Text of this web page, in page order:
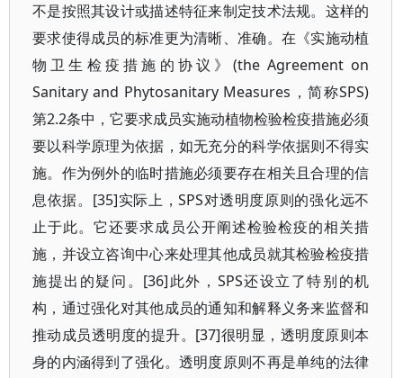
不是按照其设计或描述特征来制定技术法规。这样的
要求使得成员的标准更为清晰、准确。在《实施动植
物卫生检疫措施的协议》(the Agreement on
Sanitary and Phytosanitary Measures，简称SPS)
第2.2条中，它要求成员实施动植物检验检疫措施必须
要以科学原理为依据，如无充分的科学依据则不得实
施。作为例外的临时措施必须要存在相关且合理的信
息依据。[35]实际上，SPS对透明度原则的强化远不
止于此。它还要求成员公开阐述检验检疫的相关措
施，并设立咨询中心来处理其他成员就其检验检疫措
施提出的疑问。[36]此外，SPS还设立了特别的机
构，通过强化对其他成员的通知和解释义务来监督和
推动成员透明度的提升。[37]很明显，透明度原则本
身的内涵得到了强化。透明度原则不再是单纯的法律